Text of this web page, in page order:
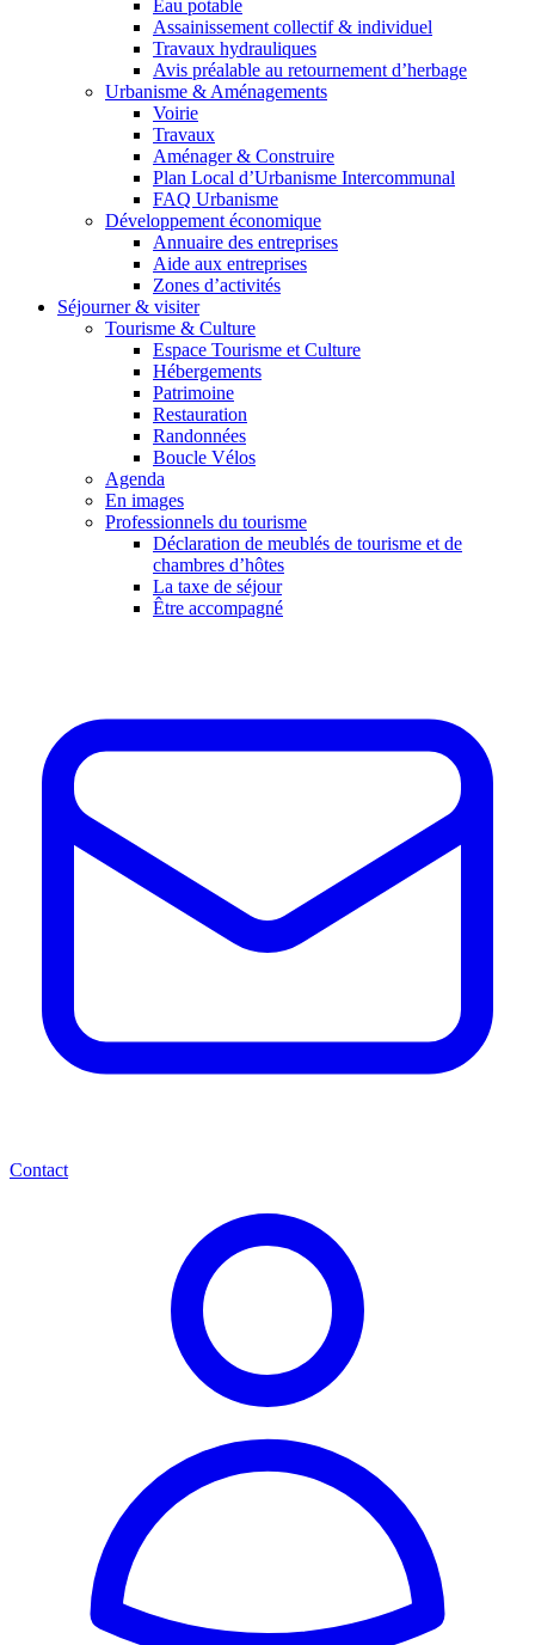
Eau potable
Assainissement collectif & individuel
Travaux hydrauliques
Avis préalable au retournement d’herbage
Urbanisme & Aménagements
Voirie
Travaux
Aménager & Construire
Plan Local d’Urbanisme Intercommunal
FAQ Urbanisme
Développement économique
Annuaire des entreprises
Aide aux entreprises
Zones d’activités
Séjourner & visiter
Tourisme & Culture
Espace Tourisme et Culture
Hébergements
Patrimoine
Restauration
Randonnées
Boucle Vélos
Agenda
En images
Professionnels du tourisme
Déclaration de meublés de tourisme et de
chambres d’hôtes
La taxe de séjour
Être accompagné
Contact